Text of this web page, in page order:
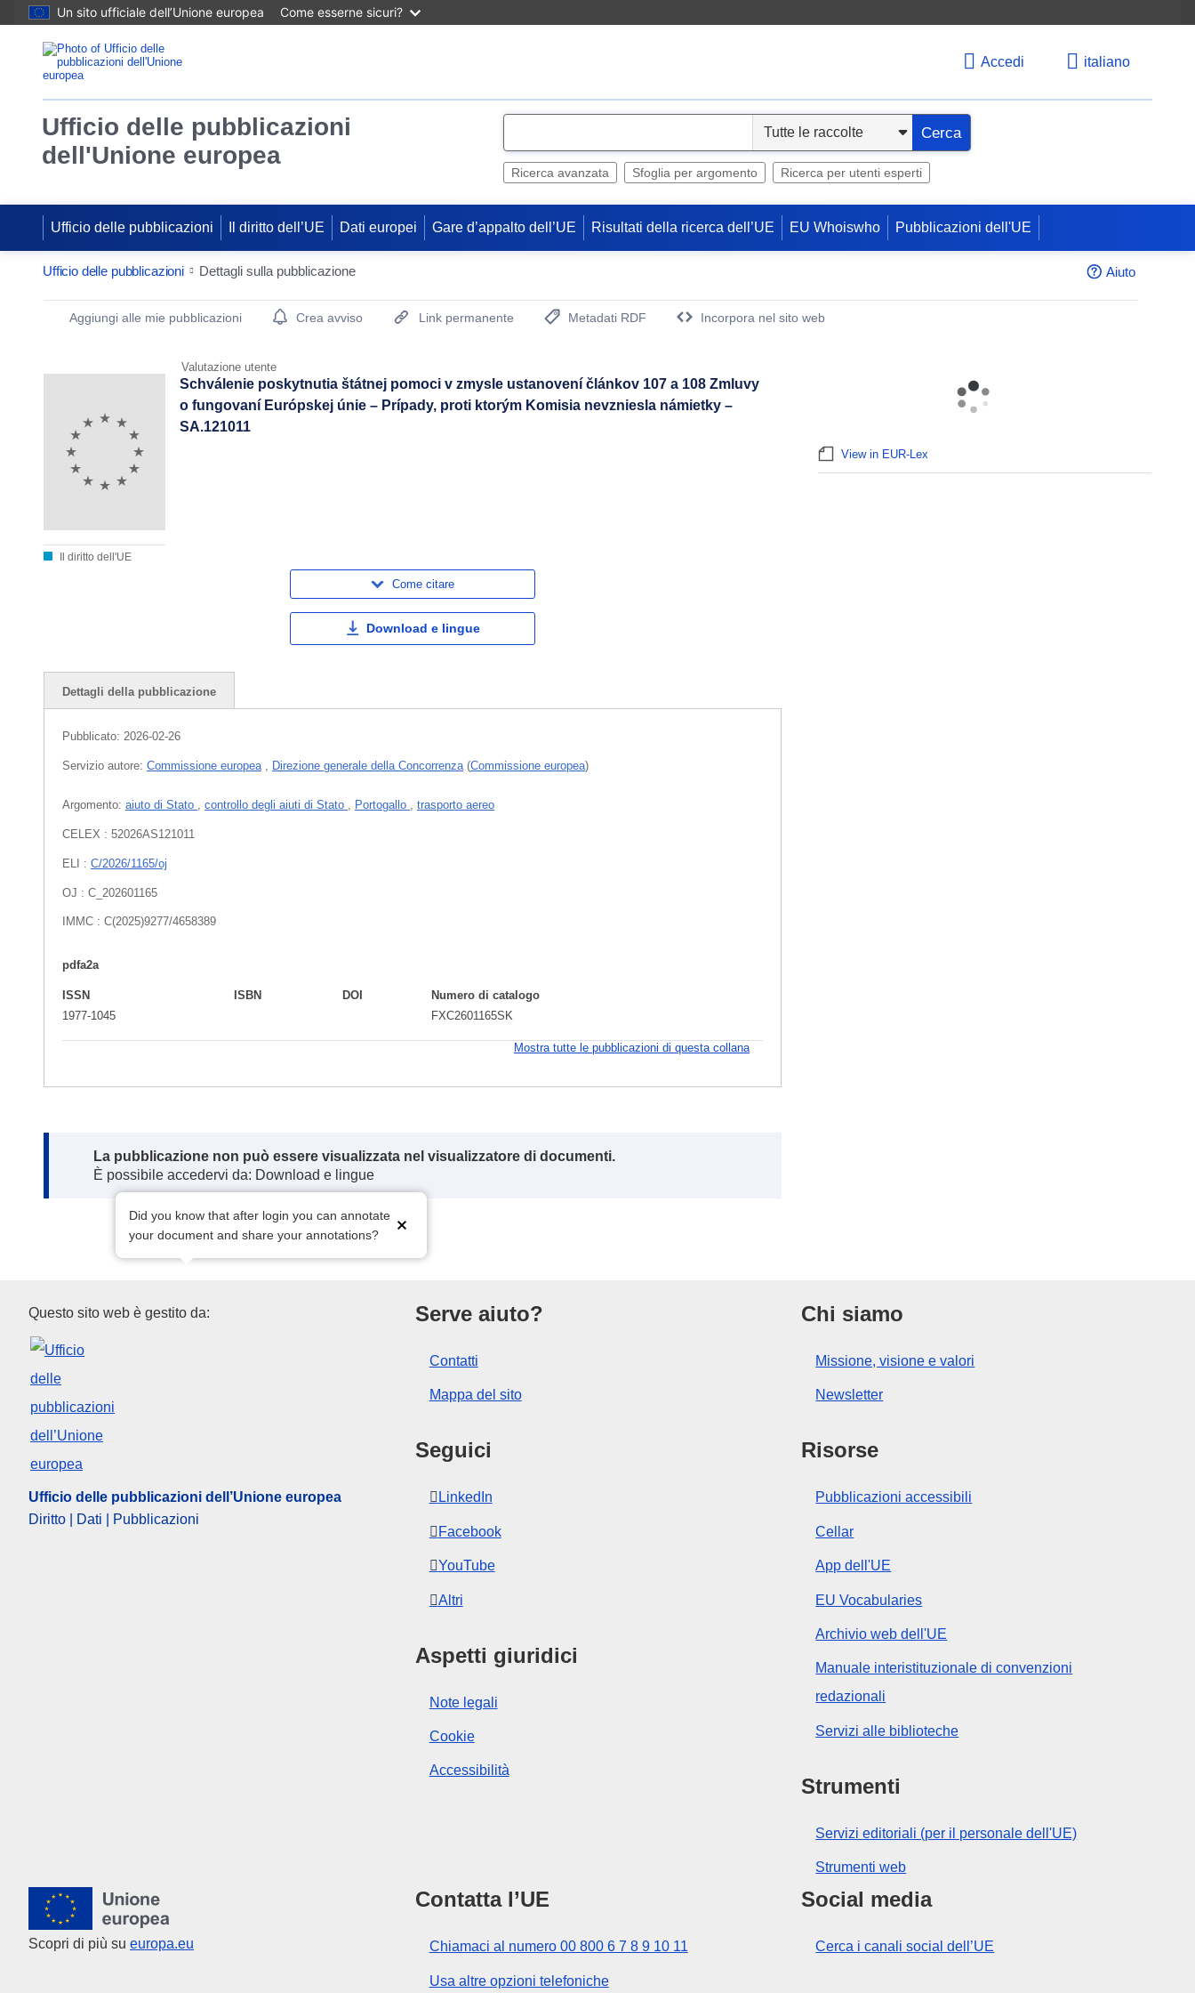
Un sito ufficiale dell’Unione europea Come esserne sicuri?
Accedi italiano
Ufficio delle pubblicazioni
dell'Unione europea
e
Cerca
Ricerca avanzata Sfoglia per argomento Ricerca per utenti esperti
Ufficio delle pubblicazioni Il diritto dell’UE Dati europei Gare d’appalto dell’UE Risultati della ricerca dell’UE EU Whoiswho Pubblicazioni dell'UE
Ufficio delle pubblicazioni Dettagli sulla pubblicazione Aiuto
Publication Detail Actions Portlet
Aggiungi alle mie pubblicazioni Crea avviso Link permanente
Metadati RDF
Incorpora nel sito web
Valutazione utente
Il diritto dell'UE
Schválenie poskytnutia štátnej pomoci v zmysle ustanovení článkov 107 a 108 Zmluvy
o fungovaní Európskej únie – Prípady, proti ktorým Komisia nevzniesla námietky –
SA.121011
Come citare
Download e lingue
Dettagli della pubblicazione
Pubblicato: 2026-02-26
Servizio autore: Commissione europea Direzione generale della Concorrenza (Commissione europea)
Argomento: aiuto di Stato controllo degli aiuti di Stato Portogallo trasporto aereo
CELEX : 52026AS121011
ELI : C/2026/1165/oj
OJ : C_202601165
IMMC : C(2025)9277/4658389
pdfa2a
ISSN
1977-1045
ISBN DOI
Numero di catalogo
FXC2601165SK
Mostra tutte le pubblicazioni di questa collana
Note:
La pubblicazione non può essere visualizzata nel visualizzatore di documenti.
È possibile accedervi da: Download e lingue
Did you know that after login you can annotate
your document and share your annotations?
View in EUR-Lex
Ufficio delle pubblicazioni dell’Unione europea
Questo sito web è gestito da:
Ufficio delle pubblicazioni dell’Unione europea
Diritto | Dati | Pubblicazioni
Serve aiuto?
Contatti
Mappa del sito
Seguici
LinkedIn
Facebook
YouTube
Altri
Aspetti giuridici
Note legali
Cookie
Accessibilità
Chi siamo
Missione, visione e valori
Newsletter
Risorse
Pubblicazioni accessibili
Cellar
App dell'UE
EU Vocabularies
Archivio web dell'UE
Manuale interistituzionale di convenzioni
redazionali
Servizi alle biblioteche
Strumenti
Servizi editoriali (per il personale dell'UE)
Strumenti web
Unione europea
Scopri di più su europa.eu
Contatta l’UE
Chiamaci al numero 00 800 6 7 8 9 10 11
Usa altre opzioni telefoniche
Social media
Cerca i canali social dell’UE